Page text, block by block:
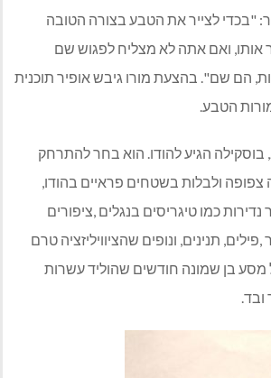
"בכדי לצייר את הטבע בצורה הטובה
אותו, ואם אתה לא מצליח לפגוש שם
הם שם". בהצעת מורו גיבש אופיר תוכנית
הטבע.
הגיע להודו. הוא בחר להתרחק
צפופה ולבלות בשטחים פראיים בהודו,
כמו טיגריסים בנגלים ,ציפורים
תנינים, ונופים שהציוויליזציה טרם
בן שמונה חודשים שהוליד עשרות
ובד.